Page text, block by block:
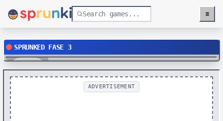
Menu
≡
SPRUNKED FASE 3
Play
ADVERTISEMENT